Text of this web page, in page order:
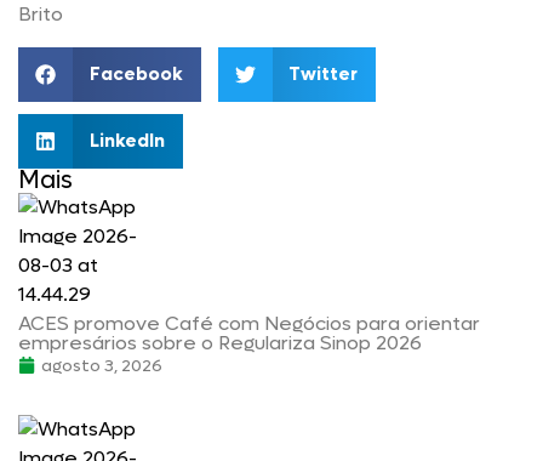
Brito
Facebook Twitter
LinkedIn
Mais
ACES promove Café com Negócios para orientar
empresários sobre o Regulariza Sinop 2026
agosto 3, 2026